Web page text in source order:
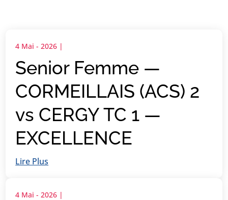
Senior Femme —
CORMEILLAIS (ACS) 2
vs CERGY TC 1 —
EXCELLENCE
4 Mai - 2026 |
Lire Plus
4 Mai - 2026 |